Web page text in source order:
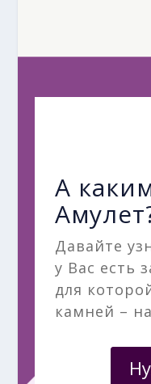
А
Давайте
у Вас есть
для
камней –